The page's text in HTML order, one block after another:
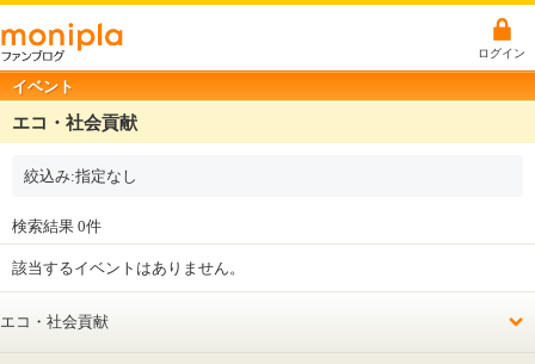
ログイン
イベント
エコ・社会貢献
絞込み:指定なし
検索結果 0件
該当するイベントはありません。